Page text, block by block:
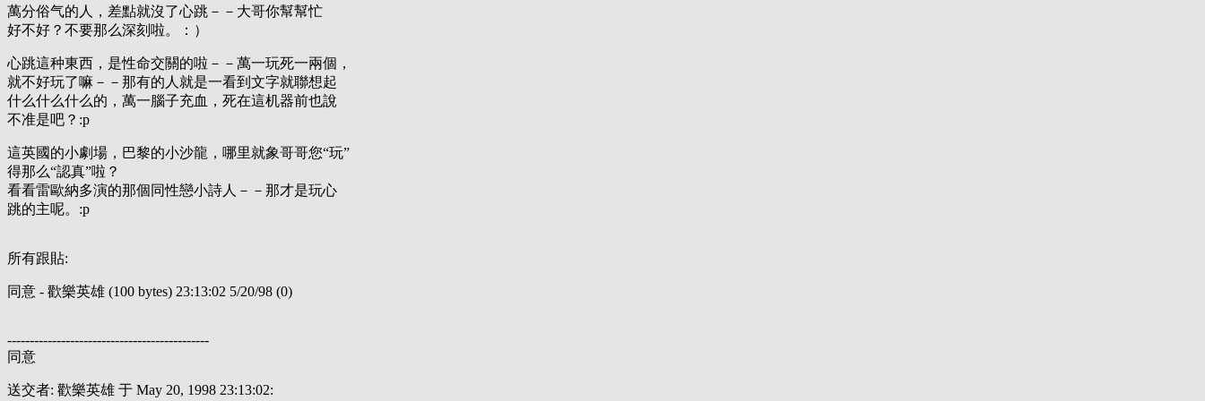
萬分俗气的人，差點就沒了心跳－－大哥你幫幫忙
好不好？不要那么深刻啦。：）
心跳這种東西，是性命交關的啦－－萬一玩死一兩個，
就不好玩了嘛－－那有的人就是一看到文字就聯想起
什么什么什么的，萬一腦子充血，死在這机器前也說
不准是吧？:p
這英國的小劇場，巴黎的小沙龍，哪里就象哥哥您“玩”
得那么“認真”啦？
看看雷歐納多演的那個同性戀小詩人－－那才是玩心
跳的主呢。:p
所有跟貼:
同意 - 歡樂英雄 (100 bytes) 23:13:02 5/20/98 (0)
---------------------------------------------
同意
送交者: 歡樂英雄 于 May 20, 1998 23:13:02: